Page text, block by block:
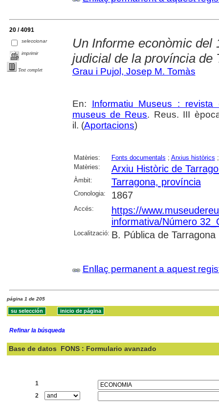
20 / 4091
seleccionar
imprimir
Text complet
Un Informe econòmic del
judicial de la província de
Grau i Pujol, Josep M. Tomàs
En: Informatiu Museus :
museus de Reus. Reus. III
il. (Aportacions)
Matèries: Fonts documentals ; Arxius històrics
Matèries:
Arxiu Històric de
Àmbit: Tarragona, província
Cronologia: 1867
Accés:
https://
informativa/Número
Localització: B. Pública de Tarragona
Enllaç permanent a aquest
página 1 de 205
Refinar la búsqueda
Base de datos FONS : Formulario avanzado
1
2